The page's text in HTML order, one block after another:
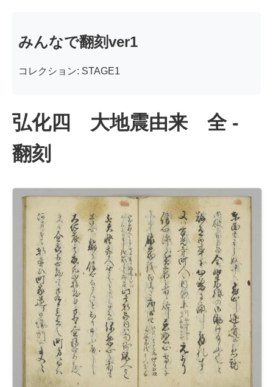
みんなで翻刻ver1
コレクション: STAGE1
弘化四 大地震由来 全 -
翻刻